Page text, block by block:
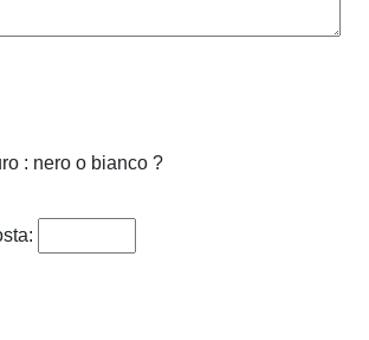
: nero o bianco ?